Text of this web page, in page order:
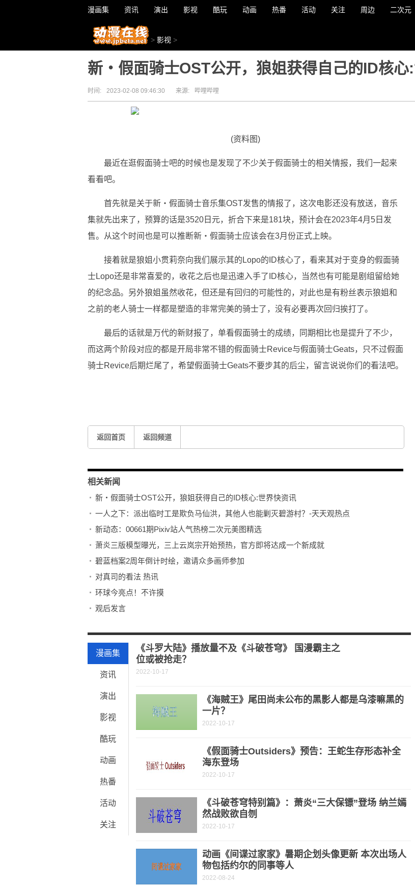
漫画集 资讯 演出 影视 酷玩 动画 热番 活动 关注 周边 二次元
> 影视 >
新・假面骑士OST公开，狼姐获得自己的ID核心
时间: 2023-02-08 09:46:30 来源: 哔哩哔哩
(资料图)
最近在逛假面骑士吧的时候也是发现了不少关于假面骑士的相关情报，我们一起来
看看吧。
首先就是关于新・假面骑士音乐集OST发售的情报了，这次电影还没有放送，音乐
集就先出来了，预算的话是3520日元，折合下来是181块，预计会在2023年4月5日发
售。从这个时间也是可以推断新・假面骑士应该会在3月份正式上映。
接着就是狼姐小贯莉奈向我们展示其的Lopo的ID核心了，看来其对于变身的假面骑
士Lopo还是非常喜爱的，收花之后也是迅速入手了ID核心，当然也有可能是剧组留给她
的纪念品。另外狼姐虽然收花，但还是有回归的可能性的，对此也是有粉丝表示狼姐和
之前的老人骑士一样都是塑造的非常完美的骑士了，没有必要再次回归挨打了。
最后的话就是万代的新财报了，单看假面骑士的成绩，同期相比也是提升了不少，
而这两个阶段对应的都是开局非常不错的假面骑士Revice与假面骑士Geats，只不过假面
骑士Revice后期烂尾了，希望假面骑士Geats不要步其的后尘，留言说说你们的看法吧。
返回首页 返回频道
相关新闻
新・假面骑士OST公开，狼姐获得自己的ID核心:世界快资讯
一人之下：派出临时工是欺负马仙洪，其他人也能剿灭碧游村？-天天观热点
新动态：00661期Pixiv站人气热榜二次元美图精选
萧炎三版模型曝光，三上云岚宗开始预热，官方即将达成一个新成就
碧蓝档案2周年倒计时绘，邀请众多画师参加
对真司的看法 热讯
环球今亮点！不许摸
观后发言
漫画集
资讯
演出
影视
酷玩
动画
热番
活动
关注
《斗罗大陆》播放量不及《斗破苍穹》 国漫霸主之
位或被抢走？
2022-10-17
《海贼王》尾田尚未公布的黑影人都是乌漆嘛黑的
一片？
2022-10-17
《假面骑士Outsiders》预告：王蛇生存形态补全
海东登场
2022-10-17
《斗破苍穹特别篇》：萧炎“三大保镖”登场 纳兰嫣
然战败欲自刎
2022-10-17
动画《间谍过家家》暑期企划头像更新 本次出场人
物包括约尔的同事等人
2022-08-24